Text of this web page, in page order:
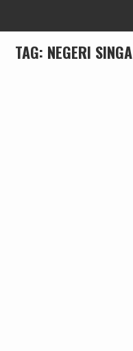
TAG: NEGERI SINGA